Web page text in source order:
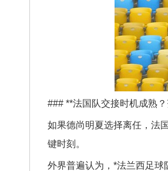
### **法国队交接时机成熟
如果德尚明夏选择离任，法
键时刻。
外界普遍认为，*法兰西足